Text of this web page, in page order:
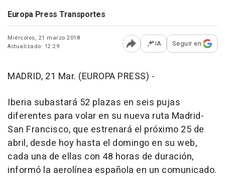
Europa Press Transportes
Miércoles, 21 marzo 2018
Actualizado: 12:29
Abrir opciones para
IA Seguir en
MADRID, 21 Mar. (EUROPA PRESS) -
Iberia subastará 52 plazas en seis pujas
diferentes para volar en su nueva ruta Madrid-
San Francisco, que estrenará el próximo 25 de
abril, desde hoy hasta el domingo en su web,
cada una de ellas con 48 horas de duración,
informó la aerolínea española en un comunicado.